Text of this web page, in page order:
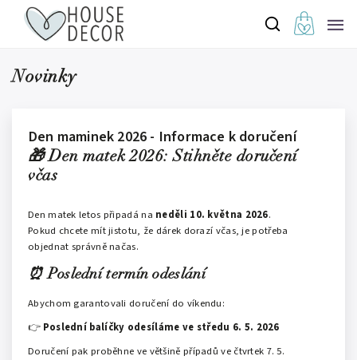
Novinky
Den maminek 2026 - Informace k doručení
🎁 Den matek 2026: Stihněte doručení
včas
Den matek letos připadá na neděli 10. května 2026.
Pokud chcete mít jistotu, že dárek dorazí včas, je potřeba
objednat správně načas.
⏰ Poslední termín odeslání
Abychom garantovali doručení do víkendu:
👉 Poslední balíčky odesíláme ve středu 6. 5. 2026
Doručení pak proběhne ve většině případů ve čtvrtek 7. 5.